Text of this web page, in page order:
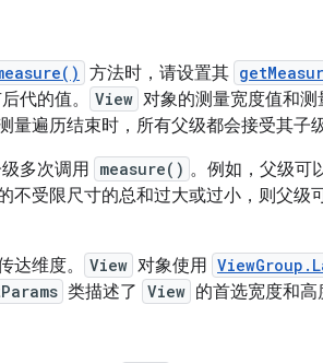
方法时，请设置其
代的值。 View 对象的测量宽度值和
量遍历结束时，所有父级都会接受其子
多次调用 measure() 。例如，父级可
不受限尺寸的总和过大或过小，则父级
达维度。
View 对象使用
类描述了 View 的首选宽度和高